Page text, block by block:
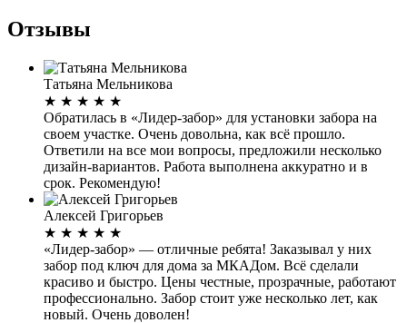
Отзывы
Татьяна Мельникова
★ ★ ★ ★ ★
Обратилась в «Лидер-забор» для установки забора на
своем участке. Очень довольна, как всё прошло.
Ответили на все мои вопросы, предложили несколько
дизайн-вариантов. Работа выполнена аккуратно и в
срок. Рекомендую!
Алексей Григорьев
★ ★ ★ ★ ★
«Лидер-забор» — отличные ребята! Заказывал у них
забор под ключ для дома за МКАДом. Всё сделали
красиво и быстро. Цены честные, прозрачные, работают
профессионально. Забор стоит уже несколько лет, как
новый. Очень доволен!